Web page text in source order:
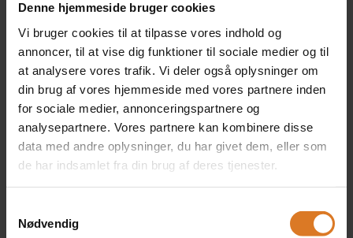
Denne hjemmeside bruger cookies
Vi bruger cookies til at tilpasse vores indhold og
annoncer, til at vise dig funktioner til sociale medier og til
at analysere vores trafik. Vi deler også oplysninger om
din brug af vores hjemmeside med vores partnere inden
for sociale medier, annonceringspartnere og
analysepartnere. Vores partnere kan kombinere disse
data med andre oplysninger, du har givet dem, eller som
de har indsamlet fra din brug af deres tjenester.
Nødvendig
1 x Kahyt på øvre dæk m.
fransk altan
+DKK 2.800 pr. person
Læs mere »
2 x Dobbeltkahyt på
+DKK 1.950 pr. person
+DKK 4.000 pr. værelse